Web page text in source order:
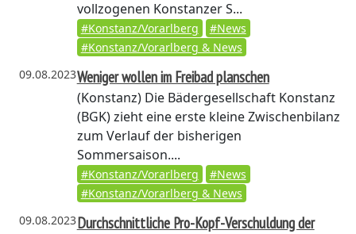
vollzogenen Konstanzer S...
#Konstanz/Vorarlberg
#News
#Konstanz/Vorarlberg & News
09.08.2023Weniger wollen im Freibad planschen
(Konstanz)Die Bädergesellschaft Konstanz
(BGK) zieht eine erste kleine Zwischenbilanz
zum Verlauf der bisherigen
Sommersaison....
#Konstanz/Vorarlberg
#News
#Konstanz/Vorarlberg & News
09.08.2023Durchschnittliche Pro-Kopf-Verschuldung der